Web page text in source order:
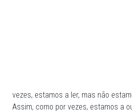
vezes, estamos a ler, mas não
Assim, como por vezes, estamos a